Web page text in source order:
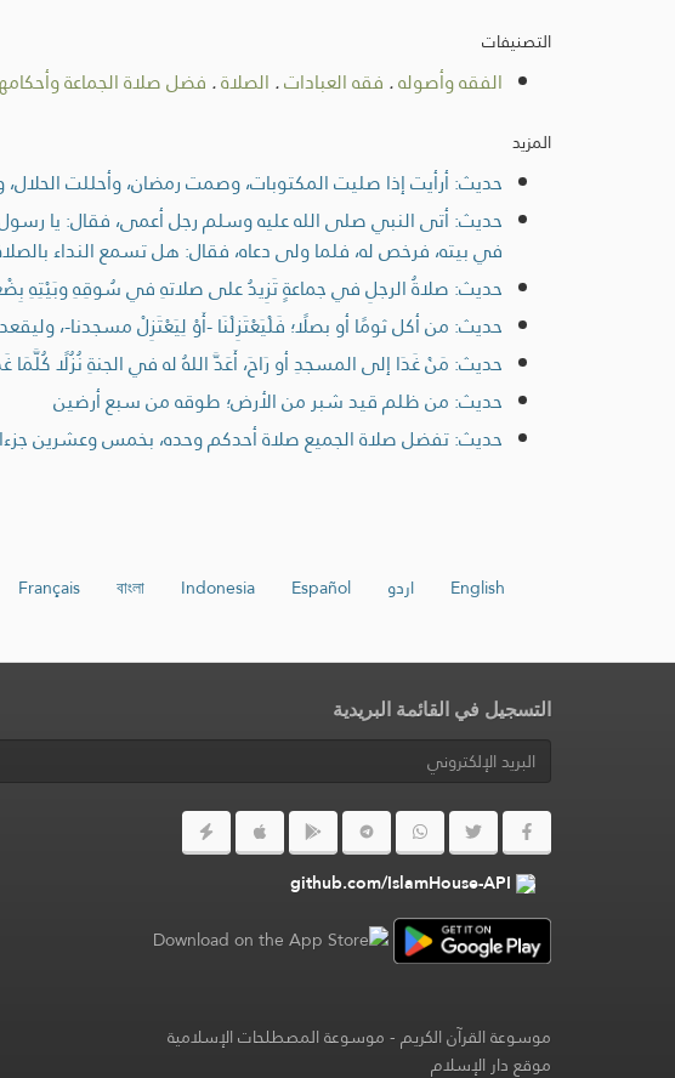
التصنيفات
الفقه وأصوله. فقه العبادات. الصلاة. فضل صلاة الجماعة
المزيد
حديث: أرأيت إذا صليت المكتوبات، وصمت رمضان، وأحللت الحلال،
حديث: أتى النبي صلى الله عليه وسلم رجل أعمى، فقال: يا
في بيته، فرخص له، فلما ولى دعاه، فقال: هل تسمع النداء
حديث: صلاةُ الرجلِ في جماعةٍ تَزِيدُ على صلاتهِ في سُوقِهِ وبَيْتِهِ
حديث: من أكل ثومًا أو بصلًا؛ فَلْيَعْتَزِلْنَا -أَوْ لِيَعْتَزِلْ مسجدنا-،
حديث: مَنْ غَدَا إلى المسجدِ أو رَاحَ، أَعَدَّ اللهُ له في الجنةِ نُزُلًا كُلَّمَا
حديث: من ظلم قيد شبر من الأرض؛ طوقه من سبع أرضين
حديث: تفضل صلاة الجميع صلاة أحدكم وحده، بخمس وعشرين جزءا،
English اردو Español
Indonesia
বাংলা
Français
التسجيل في القائمة البريدية
github.com/IslamHouse-API
موسوعة القرآن الكريم-موسوعة المصطلحات الإسلامية
موقع دار الإسلام